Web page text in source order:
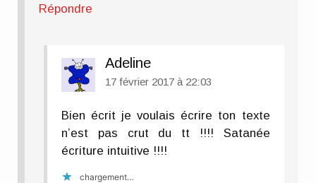
Répondre
Adeline
17 février 2017 à 22:03
Bien écrit je voulais écrire ton texte
n’est pas crut du tt !!!! Satanée
écriture intuitive !!!!
chargement…